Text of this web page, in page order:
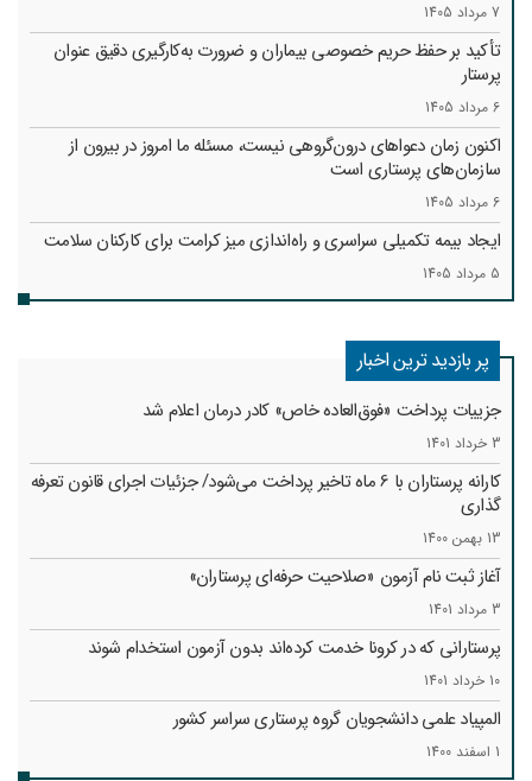
7 مرداد 1405
تأکید بر حفظ حریم خصوصی بیماران و ضرورت به‌کارگیری دقیق عنوان
پرستار
6 مرداد 1405
اکنون زمان دعواهای درون‌گروهی نیست، مسئله ما امروز در بیرون از
سازمان‌های پرستاری است
6 مرداد 1405
ایجاد بیمه تکمیلی سراسری و راه‌اندازی میز کرامت برای کارکنان سلامت
5 مرداد 1405
پر بازدید ترین اخبار
جزییات پرداخت «فوق‌العاده خاص» کادر درمان اعلام شد
3 خرداد 1401
کارانه‌ پرستاران با 6 ماه تاخیر پرداخت می‌شود/ جزئیات اجرای قانون تعرفه
گذاری
13 بهمن 1400
آغاز ثبت نام آزمون «صلاحیت حرفه‌ای پرستاران»
3 مرداد 1401
پرستارانی که در کرونا خدمت کرد‌ه‌اند بدون آزمون استخدام شوند
10 خرداد 1401
المپیاد علمی دانشجویان گروه پرستاری سراسر کشور
1 اسفند 1400